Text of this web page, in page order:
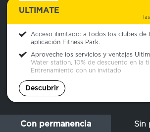
ULTIMATE
Acceso ilimitado: a todos los clubes de
aplicación Fitness Park.
Aproveche los servicios y ventajas
Water station, 10% de descuento en la
Entrenamiento con un invitado
Descubrir
Con permanencia Sin